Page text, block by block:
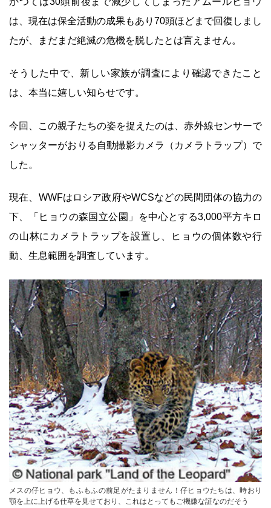
は、現在は保全活動の成果もあり70頭ほどまで回復しまし
たが、まだまだ絶滅の危機を脱したとは言えません。
そうした中で、新しい家族が調査により確認できたこと
は、本当に嬉しい知らせです。
今回、この親子たちの姿を捉えたのは、赤外線センサーで
シャッターがおりる自動撮影カメラ（カメラトラップ）で
した。
現在、WWFはロシア政府やWCSなどの民間団体の協力の
下、「ヒョウの森国立公園」を中心とする3,000平方キロ
の山林にカメラトラップを設置し、ヒョウの個体数や行
動、生息範囲を調査しています。
メスの仔ヒョウ、もふもふの前足がたまりません！仔ヒョウたちは、時おり
顎を上に上げる仕草を見せており、これはとってもご機嫌な証なのだそう